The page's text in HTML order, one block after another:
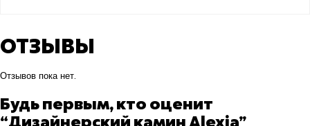
ОТЗЫВЫ
Отзывов пока нет.
Будь первым, кто оценит
“Дизайнерский камин Alexia”